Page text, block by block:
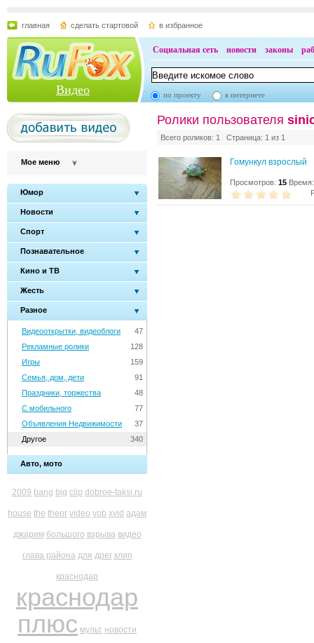
главная сделать стартовой в избранное
Видео
Социальная сеть новости законы
по проекту в интернете
Мое меню
Юмор
Новости
Спорт
Познавательное
Кино и ТВ
Жесть
Разное
47
Видеооткрытки, видеоблоги
128
Рекламные ролики
159
Игры
91
Семья, дом, дети
48
Праздники, торжества
77
С мобильного
37
Объявления Недвижимости
340
Другое
Авто, мото
2009 bang big clip dobroe-taksi.ru
house the theor video vob xvid адам
джарим большого взрыва видео
глава района для дрег клип
краснодар
краснодар
плюс мульт новости
Ролики пользователя
Всего роликов: 1 Страница: 1 из 1
Гомункул взрослый
Просмотров: 15